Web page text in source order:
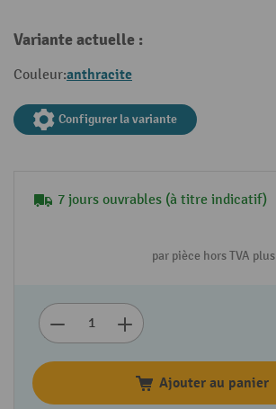
Variante actuelle :
Couleur:anthracite
Configurer la variante
7 jours ouvrables (à titre indicatif)
par pièce hors TVA plus
Ajouter au panier